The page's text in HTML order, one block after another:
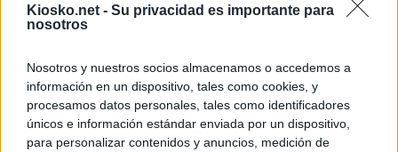
Kiosko.net - Su privacidad es importante para
nosotros
Nosotros y nuestros socios almacenamos o accedemos a
información en un dispositivo, tales como cookies, y
procesamos datos personales, tales como identificadores
únicos e información estándar enviada por un dispositivo,
para personalizar contenidos y anuncios, medición de